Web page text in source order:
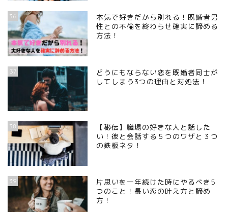
36
本気で好きだから別れる！既婚者男
性との不倫を終わらせ確実に諦める
方法！
37
どうにもならない恋を既婚者同士が
してしまう3つの理由と対処法！
38
【秘伝】職場の好きな人と話した
い！彼と会話する５つのワザと３つ
の鉄板ネタ！
39
片思いを一年続けた時にやるべき5
つのこと！長い恋の叶え方と諦め
方！